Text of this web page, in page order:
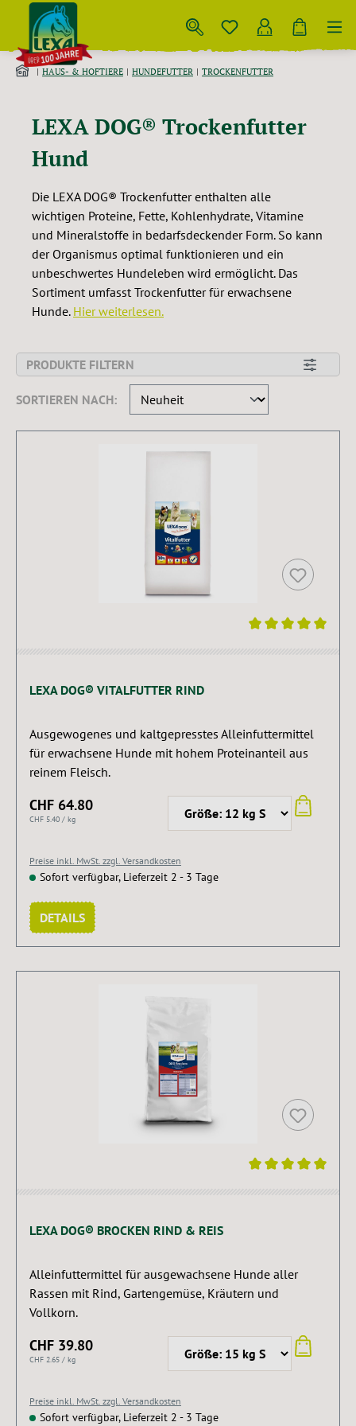
Zum Hauptinhalt springen
HAUS- & HOFTIERE HUNDEFUTTER TROCKENFUTTER
LEXA DOG® Trockenfutter
Hund
Die LEXA DOG® Trockenfutter enthalten alle
wichtigen Proteine, Fette, Kohlenhydrate, Vitamine
und Mineralstoffe in bedarfsdeckender Form. So kann
der Organismus optimal funktionieren und ein
unbeschwertes Hundeleben wird ermöglicht. Das
Sortiment umfasst Trockenfutter für erwachsene
Hunde. Hier weiterlesen.
PRODUKTE FILTERN
SORTIEREN NACH:
LEXA DOG® VITALFUTTER RIND
Ausgewogenes und kaltgepresstes Alleinfuttermittel
für erwachsene Hunde mit hohem Proteinanteil aus
reinem Fleisch.
CHF 64.80
CHF 5.40 / kg
Preise inkl. MwSt. zzgl. Versandkosten
Sofort verfügbar, Lieferzeit 2 - 3 Tage
DETAILS
LEXA DOG® BROCKEN RIND & REIS
Alleinfuttermittel für ausgewachsene Hunde aller
Rassen mit Rind, Gartengemüse, Kräutern und
Vollkorn.
CHF 39.80
CHF 2.65 / kg
Preise inkl. MwSt. zzgl. Versandkosten
Sofort verfügbar, Lieferzeit 2 - 3 Tage